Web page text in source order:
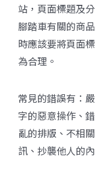
站，頁面標題及
腳踏車有關的商
時應該要將頁面
為合理。
常見的錯誤有：
字的惡意操作、
亂的排版、不相
訊、抄襲他人的